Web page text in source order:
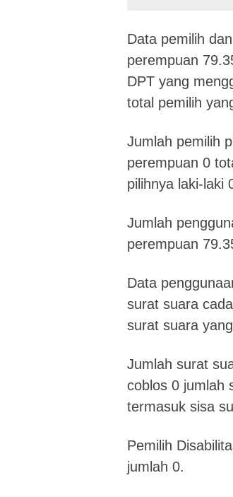
Data pemilih
perempuan
DPT yang
total pemilih
Jumlah pemilih
perempuan 0
pilihnya laki-laki
Jumlah
perempuan
Data
surat suara
surat suara
Jumlah surat
coblos 0 jumlah
termasuk sisa
Pemilih
jumlah 0.